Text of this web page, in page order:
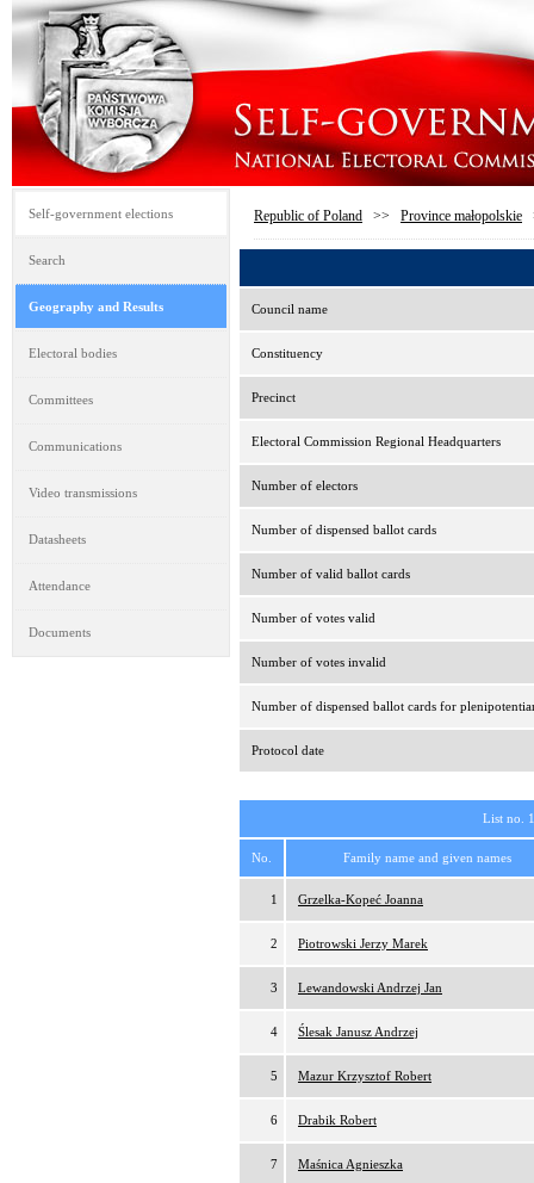
Self-government elections
Search
Geography and Results
Electoral bodies
Committees
Communications
Video transmissions
Datasheets
Attendance
Documents
Republic of Poland >> Province małopolskie
Council name
Constituency
Precinct
Electoral Commission Regional Headquarters
Number of electors
Number of dispensed ballot cards
Number of valid ballot cards
Number of votes valid
Number of votes invalid
Number of dispensed ballot cards for
Protocol date
List no.
No. Family name and given names
1 Grzelka-Kopeć Joanna
2 Piotrowski Jerzy Marek
3 Lewandowski Andrzej Jan
4 Ślesak Janusz Andrzej
5 Mazur Krzysztof Robert
6 Drabik Robert
7 Maśnica Agnieszka